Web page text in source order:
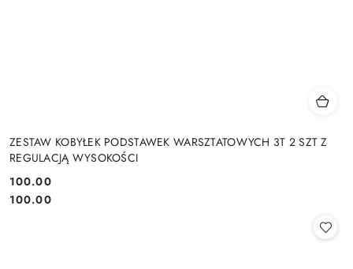
ZESTAW KOBYŁEK PODSTAWEK WARSZTATOWYCH 3T 2 SZT Z
REGULACJĄ WYSOKOŚCI
Cena:
100.00
Cena:
100.00